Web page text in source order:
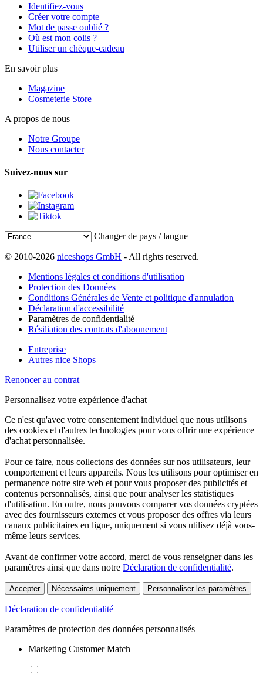
Identifiez-vous
Créer votre compte
Mot de passe oublié ?
Où est mon colis ?
Utiliser un chèque-cadeau
En savoir plus
Magazine
Cosmeterie Store
A propos de nous
Notre Groupe
Nous contacter
Suivez-nous sur
Changer de pays / langue
© 2010-2026 niceshops GmbH - All rights reserved.
Mentions légales et conditions d'utilisation
Protection des Données
Conditions Générales de Vente et politique d'annulation
Déclaration d'accessibilité
Paramètres de confidentialité
Résiliation des contrats d'abonnement
Entreprise
Autres nice Shops
Renoncer au contrat
Personnalisez votre expérience d'achat
Ce n'est qu'avec votre consentement individuel que nous utilisons
des cookies et d'autres technologies pour vous offrir une expérience
d'achat personnalisée.
Pour ce faire, nous collectons des données sur nos utilisateurs, leur
comportement et leurs appareils. Nous les utilisons pour optimiser en
permanence notre site web et pour vous proposer des publicités et
contenus personnalisés, ainsi que pour analyser les statistiques
d'utilisation. En outre, nous pouvons comparer vos données cryptées
avec des fournisseurs externes et vous proposer des offres via leurs
canaux publicitaires en ligne, uniquement si vous utilisez déjà vous-
même leurs services.
Avant de confirmer votre accord, merci de vous renseigner dans les
paramètres ainsi que dans notre Déclaration de confidentialité.
Accepter Nécessaires uniquement Personnaliser les paramètres
Déclaration de confidentialité
Paramètres de protection des données personnalisés
Marketing Customer Match